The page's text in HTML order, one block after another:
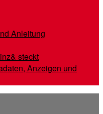
Anleitung
steckt
Anzeigen und